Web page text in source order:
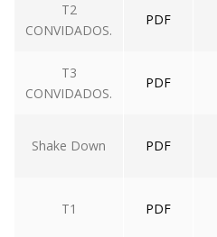
T2
CONVIDADOS.
PDF
T3
CONVIDADOS.
PDF
Shake Down PDF
T1 PDF